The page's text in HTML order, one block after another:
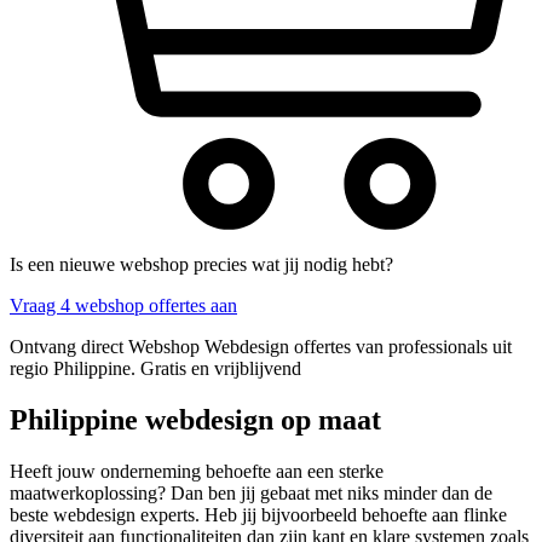
Is een nieuwe webshop precies wat jij nodig hebt?
Vraag 4 webshop offertes aan
Ontvang direct Webshop Webdesign offertes van professionals uit
regio Philippine. Gratis en vrijblijvend
Philippine webdesign op maat
Heeft jouw onderneming behoefte aan een sterke
maatwerkoplossing? Dan ben jij gebaat met niks minder dan de
beste webdesign experts. Heb jij bijvoorbeeld behoefte aan flinke
diversiteit aan functionaliteiten dan zijn kant en klare systemen zoals